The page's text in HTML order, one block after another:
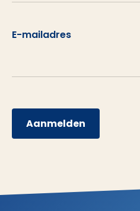
E-mailadres
Aanmelden